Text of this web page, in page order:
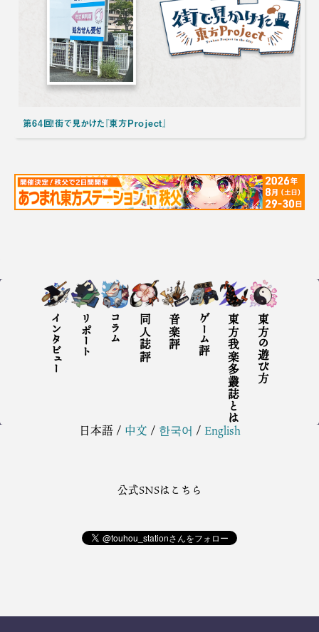
第64回！街で見かけた『東方Project』
インタビュー リポート コラム 同人誌評 音楽評 ゲーム評 東方我楽多叢誌とは 東方の遊び方
日本語/ 中文 / 한국어 / English
公式SNSはこちら